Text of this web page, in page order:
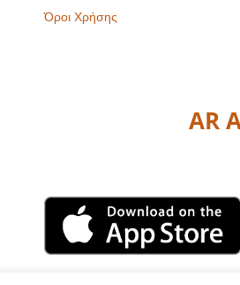
Όροι Χρήσης
AR